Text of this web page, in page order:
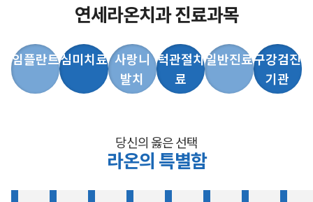
연세라온치과 진료과목
임플란트심미치료 사랑니
발치
턱관절치
료
일반진료구강검진
기관
당신의 옳은 선택
라온의 특별함